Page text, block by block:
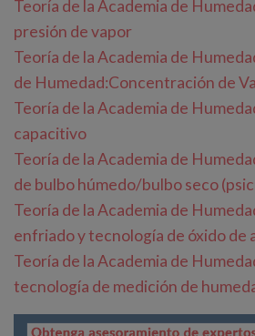
Teoría de la Academia de
presión de vapor
Teoría de la Academia de
de Humedad:Concentración de
Teoría de la Academia de
capacitivo
Teoría de la Academia de
de bulbo húmedo/bulbo seco
Teoría de la Academia de
enfriado y tecnología de óxido de
Teoría de la Academia de
tecnología de medición de